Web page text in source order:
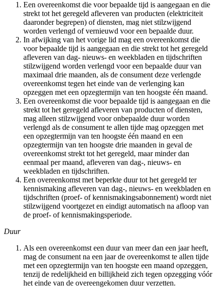
Een overeenkomst die voor bepaalde tijd is aangegaan en die
strekt tot het geregeld afleveren van producten (elektriciteit
daaronder begrepen) of diensten, mag niet stilzwijgend
worden verlengd of vernieuwd voor een bepaalde duur.
In afwijking van het vorige lid mag een overeenkomst die
voor bepaalde tijd is aangegaan en die strekt tot het geregeld
afleveren van dag- nieuws- en weekbladen en tijdschriften
stilzwijgend worden verlengd voor een bepaalde duur van
maximaal drie maanden, als de consument deze verlengde
overeenkomst tegen het einde van de verlenging kan
opzeggen met een opzegtermijn van ten hoogste één maand.
Een overeenkomst die voor bepaalde tijd is aangegaan en die
strekt tot het geregeld afleveren van producten of diensten,
mag alleen stilzwijgend voor onbepaalde duur worden
verlengd als de consument te allen tijde mag opzeggen met
een opzegtermijn van ten hoogste één maand en een
opzegtermijn van ten hoogste drie maanden in geval de
overeenkomst strekt tot het geregeld, maar minder dan
eenmaal per maand, afleveren van dag-, nieuws- en
weekbladen en tijdschriften.
Een overeenkomst met beperkte duur tot het geregeld ter
kennismaking afleveren van dag-, nieuws- en weekbladen en
tijdschriften (proef- of kennismakingsabonnement) wordt niet
stilzwijgend voortgezet en eindigt automatisch na afloop van
de proef- of kennismakingsperiode.
Duur
Als een overeenkomst een duur van meer dan een jaar heeft,
mag de consument na een jaar de overeenkomst te allen tijde
met een opzegtermijn van ten hoogste een maand opzeggen,
tenzij de redelijkheid en billijkheid zich tegen opzegging vóór
het einde van de overeengekomen duur verzetten.